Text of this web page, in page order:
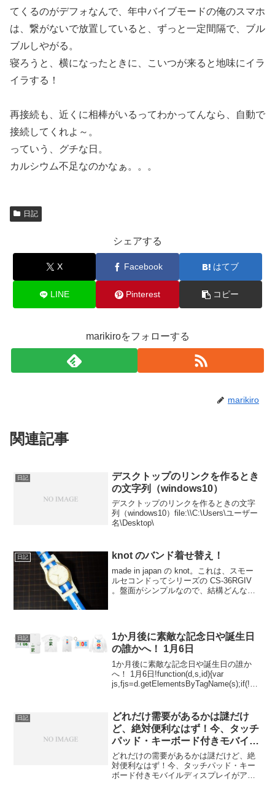
てくるのがデフォなんで、年中バイブモードの俺のスマホ
は、繋がないで放置していると、ずっと一定間隔で、ブル
ブルしやがる。
寝ろうと、横になったときに、こいつが来ると地味にイラ
イラする！
再接続も、近くに相棒がいるってわかってんなら、自動で
接続してくれよ～。
っていう、グチな日。
カルシウム不足なのかなぁ。。。
日記
シェアする
X Facebook はてブ
LINE Pinterest コピー
marikiroをフォローする
marikiro
関連記事
日記
デスクトップのリンクを作るとき
の文字列（windows10）
デスクトップのリンクを作るときの文字
列（windows10）file:\\C:\Users\ユーザー
名\Desktop\
日記 knot のバンド着せ替え！
made in japan の knot。これは、スモー
ルセコンドってシリーズの CS-36RGIV
。盤面がシンプルなので、結構どんなバ
日記
1か月後に素敵な記念日や誕生日
の誰かへ！ 1月6日
1か月後に素敵な記念日や誕生日の誰か
へ！ 1月6日!function(d,s,id){var
js,fjs=d.getElementsByTagName(s);if(!d.g
日記
どれだけ需要があるかは謎だけ
ど、絶対便利なはず！今、タッチ
パッド・キーボード付きモバイル
ディスプレイがアツイ！
どれだけの需要があるかは謎だけど、絶
対便利なはず！今、タッチパッド・キー
ボード付きモバイルディスプレイがアツ